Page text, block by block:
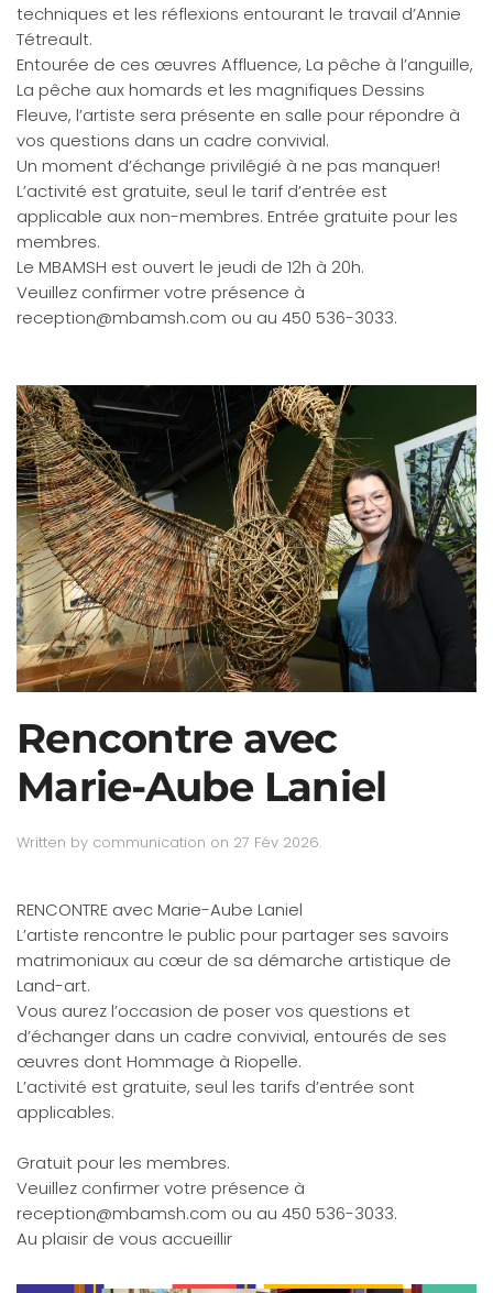
techniques et les réflexions entourant le travail d’Annie
Tétreault.
Entourée de ces œuvres Affluence, La pêche à l’anguille,
La pêche aux homards et les magnifiques Dessins
Fleuve, l’artiste sera présente en salle pour répondre à
vos questions dans un cadre convivial.
Un moment d’échange privilégié à ne pas manquer!
L’activité est gratuite, seul le tarif d’entrée est
applicable aux non-membres. Entrée gratuite pour les
membres.
Le MBAMSH est ouvert le jeudi de 12h à 20h.
Veuillez confirmer votre présence à
reception@mbamsh.com ou au 450 536-3033.
Rencontre avec
Marie-Aube Laniel
Written by communication on 27 Fév 2026.
RENCONTRE avec Marie-Aube Laniel
L’artiste rencontre le public pour partager ses savoirs
matrimoniaux au cœur de sa démarche artistique de
Land-art.
Vous aurez l’occasion de poser vos questions et
d’échanger dans un cadre convivial, entourés de ses
œuvres dont Hommage à Riopelle.
L’activité est gratuite, seul les tarifs d’entrée sont
applicables.
Gratuit pour les membres.
Veuillez confirmer votre présence à
reception@mbamsh.com ou au 450 536-3033.
Au plaisir de vous accueillir